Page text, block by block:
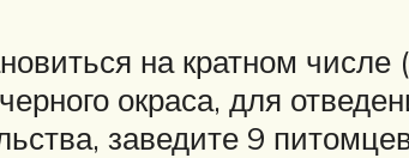
на кратном числе
окраса, для
заведите 9